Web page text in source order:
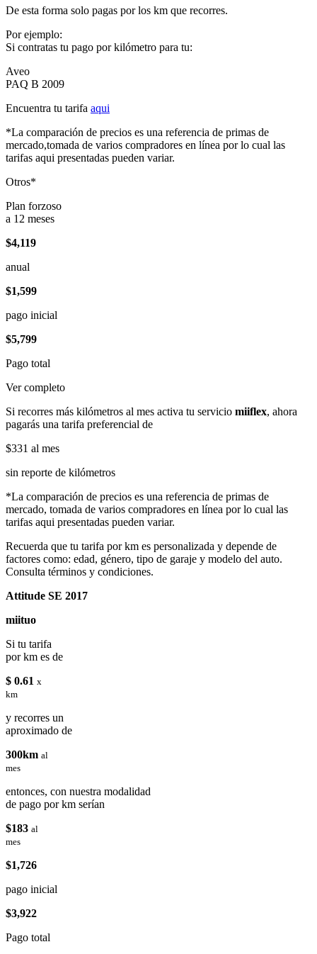
De esta forma solo pagas por los km que recorres.
Por ejemplo:
Si contratas tu pago por kilómetro para tu:
Aveo
PAQ B 2009
Encuentra tu tarifa aqui
*La comparación de precios es una referencia de primas de
mercado,tomada de varios compradores en línea por lo cual las
tarifas aqui presentadas pueden variar.
Otros*
Plan forzoso
a 12 meses
$4,119
anual
$1,599
pago inicial
$5,799
Pago total
Ver completo
Si recorres más kilómetros al mes activa tu servicio miiflex, ahora
pagarás una tarifa preferencial de
$331 al mes
sin reporte de kilómetros
*La comparación de precios es una referencia de primas de
mercado, tomada de varios compradores en línea por lo cual las
tarifas aqui presentadas pueden variar.
Recuerda que tu tarifa por km es personalizada y depende de
factores como: edad, género, tipo de garaje y modelo del auto.
Consulta términos y condiciones.
Attitude SE 2017
miituo
Si tu tarifa
por km es de
$ 0.61 x
km
y recorres un
aproximado de
300km al
mes
entonces, con nuestra modalidad
de pago por km serían
$183 al
mes
$1,726
pago inicial
$3,922
Pago total